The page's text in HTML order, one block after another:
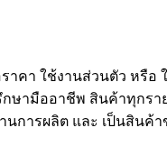
าคา ใช้งานส่วนตัว หรือ
ษามืออาชีพ สินค้าทุกรา
การผลิต และ เป็นสินค้า